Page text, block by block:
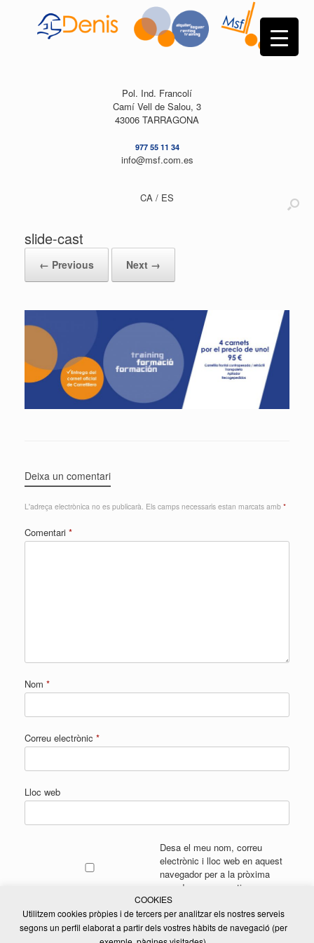
Pol. Ind. Francolí
Camí Vell de Salou, 3
43006 TARRAGONA
977 55 11 34
info@msf.com.es
CA / ES
slide-cast
← Previous Next →
Deixa un comentari
L'adreça electrònica no es publicarà. Els camps necessaris estan marcats amb *
Comentari *
Nom *
Correu electrònic *
Lloc web
Desa el meu nom, correu
electrònic i lloc web en aquest
navegador per a la pròxima
vegada que comenti.
COOKIES
Utilitzem cookies pròpies i de tercers per analitzar els nostres serveis
segons un perfil elaborat a partir dels vostres hàbits de navegació (per